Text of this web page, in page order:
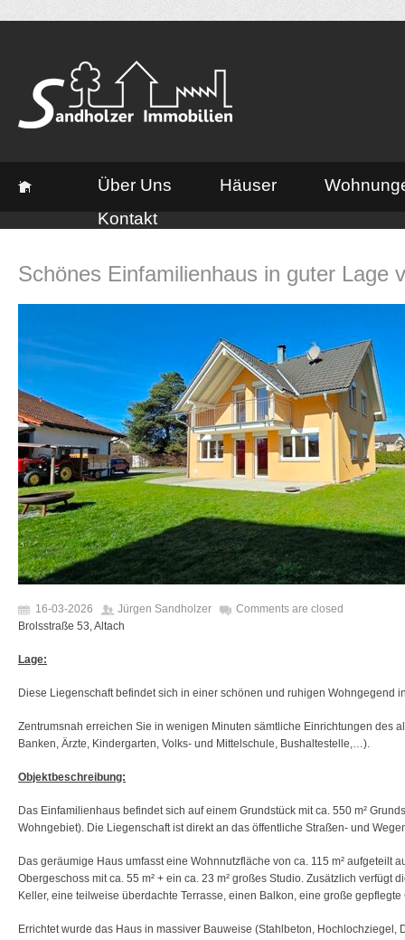
Über Uns Häuser
Kontakt
Schönes Einfamilienhaus in guter Lage
16-03-2026 Jürgen Sandholzer
Comments are closed
Brolsstraße 53, Altach
Lage:
Diese Liegenschaft befindet sich in einer schönen und ruhigen Wohngegend
Zentrumsnah erreichen Sie in wenigen Minuten sämtliche Einrichtungen des
Banken, Ärzte, Kindergarten, Volks- und Mittelschule, Bushaltestelle,…).
Objektbeschreibung:
Das Einfamilienhaus befindet sich auf einem Grundstück mit ca. 550 m²
Wohngebiet). Die Liegenschaft ist direkt an das öffentliche Straßen- und
Das geräumige Haus umfasst eine Wohnnutzfläche von ca. 115 m² aufgeteilt
Obergeschoss mit ca. 55 m² + ein ca. 23 m² großes Studio. Zusätzlich verfügt
Keller, eine teilweise überdachte Terrasse, einen Balkon, eine große
Errichtet wurde das Haus in massiver Bauweise (Stahlbeton, Hochlochziegel,